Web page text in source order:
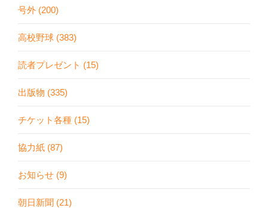
号外 (200)
高校野球 (383)
読者プレゼント (15)
出版物 (335)
チケット各種 (15)
協力紙 (87)
お知らせ (9)
朝日新聞 (21)